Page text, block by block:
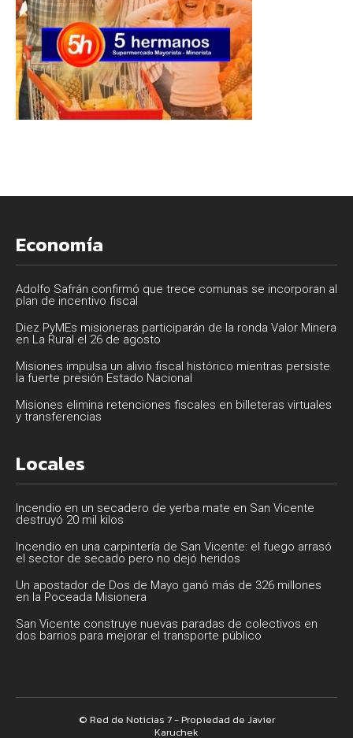
Economía
Adolfo Safrán confirmó que trece comunas se incorporan al
plan de incentivo fiscal
Diez PyMEs misioneras participarán de la ronda Valor Minera
en La Rural el 26 de agosto
Misiones impulsa un alivio fiscal histórico mientras persiste
la fuerte presión Estado Nacional
Misiones elimina retenciones fiscales en billeteras virtuales
y transferencias
Locales
Incendio en un secadero de yerba mate en San Vicente
destruyó 20 mil kilos
Incendio en una carpintería de San Vicente: el fuego arrasó
el sector de secado pero no dejó heridos
Un apostador de Dos de Mayo ganó más de 326 millones
en la Poceada Misionera
San Vicente construye nuevas paradas de colectivos en
dos barrios para mejorar el transporte público
© Red de Noticias 7 - Propiedad de Javier
Karuchek